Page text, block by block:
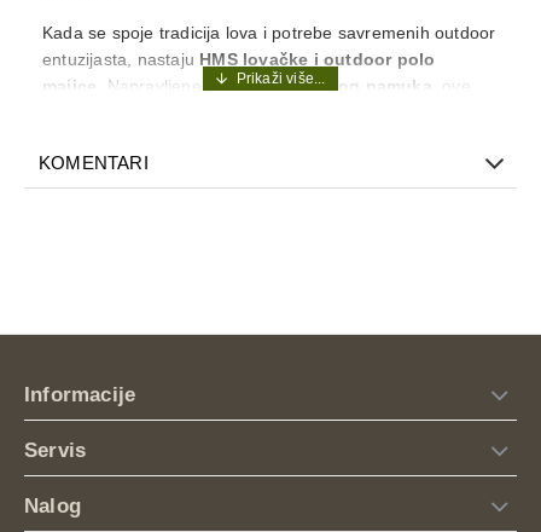
Kada se spoje tradicija lova i potrebe savremenih outdoor
entuzijasta, nastaju HMS lovačke i outdoor polo
majice
. Napravljene od 180g češljanog pamuka
, ove
dugovečnost.
polo majicom.
štampe, naš
ne bledi i ne puca. Idealno za logotipe lovačkih
udruženja ili motive divljači koji zadržavaju premium
izgled.
Outdoor funkcionalnost:
KOMENTARI
Informacije
Servis
Nalog